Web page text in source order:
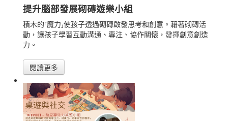
提升腦部發展砌磚遊樂小組
積木的⸢魔力⸥使孩子透過砌磚啟發思考和創意。藉著砌磚活
動，讓孩子學習互動溝通、專注、協作關懷，發揮創意創造
力。
閱讀更多